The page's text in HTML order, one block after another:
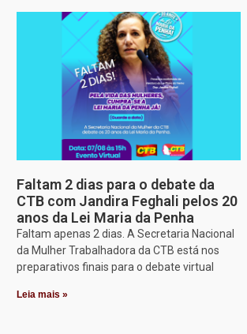
Faltam 2 dias para o debate da
CTB com Jandira Feghali pelos 20
anos da Lei Maria da Penha
Faltam apenas 2 dias. A Secretaria Nacional
da Mulher Trabalhadora da CTB está nos
preparativos finais para o debate virtual
Leia mais »